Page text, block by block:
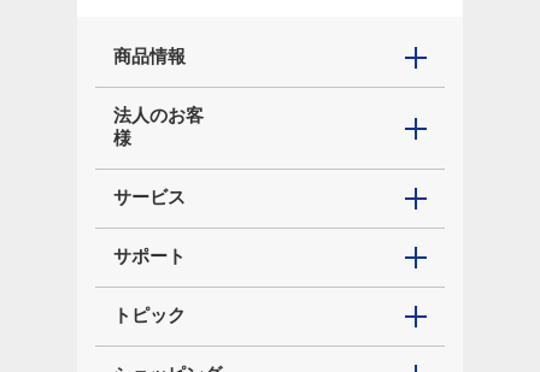
商品情報
法人のお客
様
サービス
サポート
トピック